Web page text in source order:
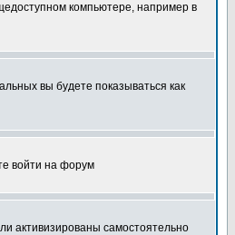
компьютере, например в
вы будете показываться как
войти на форум
активизированы самостоятельно